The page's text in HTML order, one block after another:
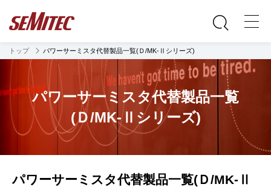
トップ パワーサーミスタ代替製品一覧(Ｄ/MK‐Ⅱシリーズ)
パワーサーミスタ代替製品一覧
(Ｄ/MK‐Ⅱシリーズ)
パワーサーミスタ代替製品一覧(Ｄ/MK‐Ⅱ